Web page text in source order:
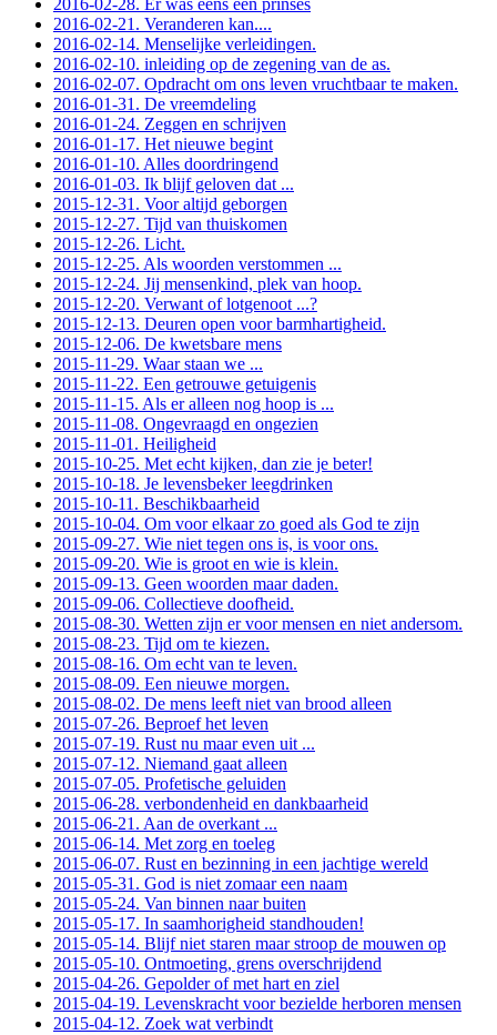
2016-02-28. Er was eens een prinses
2016-02-21. Veranderen kan....
2016-02-14. Menselijke verleidingen.
2016-02-10. inleiding op de zegening van de as.
2016-02-07. Opdracht om ons leven vruchtbaar te maken.
2016-01-31. De vreemdeling
2016-01-24. Zeggen en schrijven
2016-01-17. Het nieuwe begint
2016-01-10. Alles doordringend
2016-01-03. Ik blijf geloven dat ...
2015-12-31. Voor altijd geborgen
2015-12-27. Tijd van thuiskomen
2015-12-26. Licht.
2015-12-25. Als woorden verstommen ...
2015-12-24. Jij mensenkind, plek van hoop.
2015-12-20. Verwant of lotgenoot ...?
2015-12-13. Deuren open voor barmhartigheid.
2015-12-06. De kwetsbare mens
2015-11-29. Waar staan we ...
2015-11-22. Een getrouwe getuigenis
2015-11-15. Als er alleen nog hoop is ...
2015-11-08. Ongevraagd en ongezien
2015-11-01. Heiligheid
2015-10-25. Met echt kijken, dan zie je beter!
2015-10-18. Je levensbeker leegdrinken
2015-10-11. Beschikbaarheid
2015-10-04. Om voor elkaar zo goed als God te zijn
2015-09-27. Wie niet tegen ons is, is voor ons.
2015-09-20. Wie is groot en wie is klein.
2015-09-13. Geen woorden maar daden.
2015-09-06. Collectieve doofheid.
2015-08-30. Wetten zijn er voor mensen en niet andersom.
2015-08-23. Tijd om te kiezen.
2015-08-16. Om echt van te leven.
2015-08-09. Een nieuwe morgen.
2015-08-02. De mens leeft niet van brood alleen
2015-07-26. Beproef het leven
2015-07-19. Rust nu maar even uit ...
2015-07-12. Niemand gaat alleen
2015-07-05. Profetische geluiden
2015-06-28. verbondenheid en dankbaarheid
2015-06-21. Aan de overkant ...
2015-06-14. Met zorg en toeleg
2015-06-07. Rust en bezinning in een jachtige wereld
2015-05-31. God is niet zomaar een naam
2015-05-24. Van binnen naar buiten
2015-05-17. In saamhorigheid standhouden!
2015-05-14. Blijf niet staren maar stroop de mouwen op
2015-05-10. Ontmoeting, grens overschrijdend
2015-04-26. Gepolder of met hart en ziel
2015-04-19. Levenskracht voor bezielde herboren mensen
2015-04-12. Zoek wat verbindt